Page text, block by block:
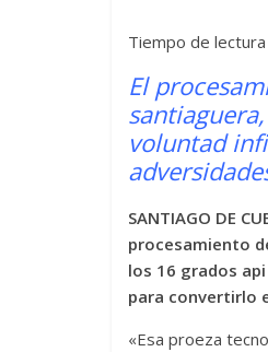
Tiempo de
El
voluntad
SANTIAGO DE
procesamiento
los 16 grados
para convertirlo
«Esa proeza